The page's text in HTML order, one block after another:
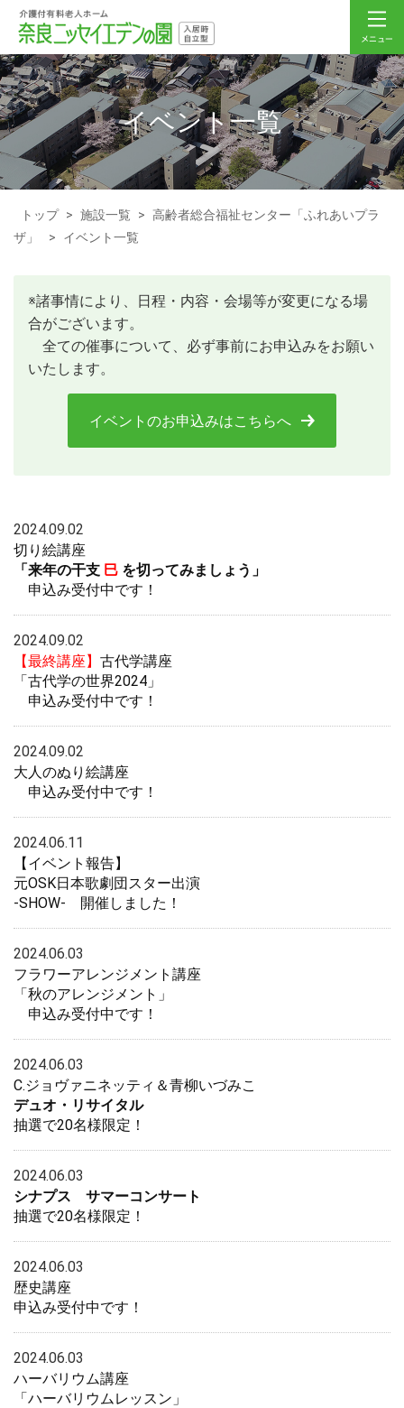
イベント一覧
トップ > 施設一覧 > 高齢者総合福祉センター「ふれあいプラ
ザ」
> イベント一覧
※諸事情により、日程・内容・会場等が変更になる場
合がございます。
全ての催事について、必ず事前にお申込みをお願い
いたします。
イベントのお申込みはこちらへ
2024.09.02
切り絵講座
「来年の干支 巳 を切ってみましょう」
申込み受付中です！
2024.09.02
【最終講座】 古代学講座
「古代学の世界2024」
申込み受付中です！
2024.09.02
大人のぬり絵講座
申込み受付中です！
2024.06.11
【イベント報告】
元OSK日本歌劇団スター出演
-SHOW- 開催しました！
2024.06.03
フラワーアレンジメント講座
「秋のアレンジメント」
申込み受付中です！
2024.06.03
C.ジョヴァニネッティ＆青柳いづみこ
デュオ・リサイタル
抽選で20名様限定！
2024.06.03
シナプス サマーコンサート
抽選で20名様限定！
2024.06.03
歴史講座
申込み受付中です！
2024.06.03
ハーバリウム講座
「ハーバリウムレッスン」